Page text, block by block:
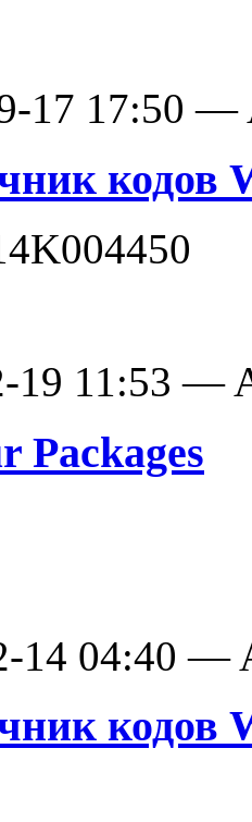
17 17:50 —
кодов
19 11:53 —
Packages
14 04:40 —
кодов